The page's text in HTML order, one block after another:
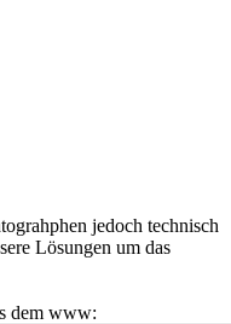
jedoch technisch
Lösungen um das
dem www: